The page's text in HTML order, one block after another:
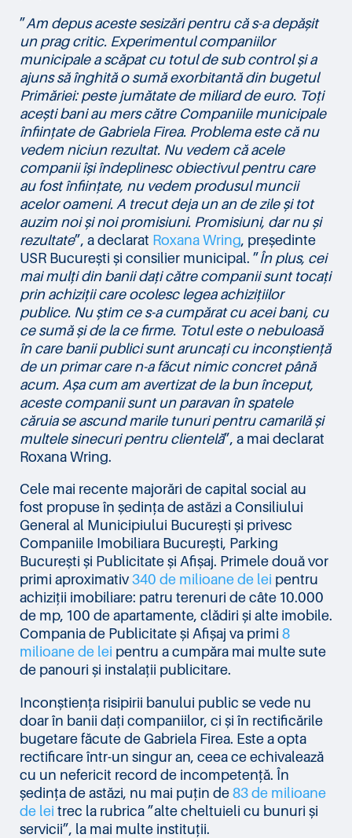
”Am depus aceste sesizări pentru că s-a depășit
un prag critic. Experimentul companiilor
municipale a scăpat cu totul de sub control și a
ajuns să înghită o sumă exorbitantă din bugetul
Primăriei: peste jumătate de miliard de euro. Toți
acești bani au mers către Companiile municipale
înființate de Gabriela Firea. Problema este că nu
vedem niciun rezultat. Nu vedem că acele
companii își îndeplinesc obiectivul pentru care
au fost înființate, nu vedem produsul muncii
acelor oameni. A trecut deja un an de zile și tot
auzim noi și noi promisiuni. Promisiuni, dar nu și
rezultate”, a declarat Roxana Wring, președinte
USR București și consilier municipal. ”În plus, cei
mai mulți din banii dați către companii sunt tocați
prin achiziții care ocolesc legea achizițiilor
publice. Nu știm ce s-a cumpărat cu acei bani, cu
ce sumă și de la ce firme. Totul este o nebuloasă
în care banii publici sunt aruncați cu inconștiență
de un primar care n-a făcut nimic concret până
acum. Așa cum am avertizat de la bun început,
aceste companii sunt un paravan în spatele
căruia se ascund marile tunuri pentru camarilă și
multele sinecuri pentru clientelă”, a mai declarat
Roxana Wring.
Cele mai recente majorări de capital social au
fost propuse în ședința de astăzi a Consiliului
General al Municipiului București și privesc
Companiile Imobiliara București, Parking
București și Publicitate și Afișaj. Primele două vor
primi aproximativ340 de milioane de lei pentru
achiziții imobiliare: patru terenuri de câte 10.000
de mp, 100 de apartamente, clădiri și alte imobile.
Compania de Publicitate și Afișaj va primi 8
milioane de lei pentru a cumpăra mai multe sute
de panouri și instalații publicitare.
Inconștiența risipirii banului public se vede nu
doar în banii dați companiilor, ci și în rectificările
bugetare făcute de Gabriela Firea. Este a opta
rectificare într-un singur an, ceea ce echivalează
cu un nefericit record de incompetență. În
ședința de astăzi, nu mai puțin de83 de milioane
de lei trec la rubrica ”alte cheltuieli cu bunuri și
servicii”, la mai multe instituții.